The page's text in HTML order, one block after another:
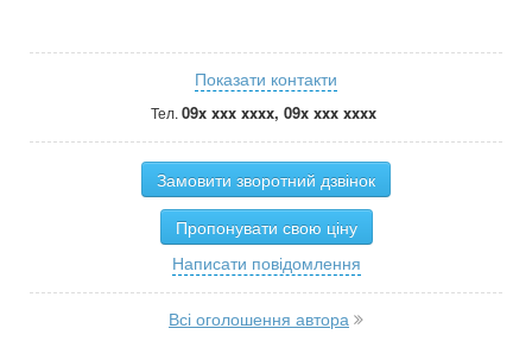
Показати контакти
Тел. 09x xxx xxxx, 09x xxx xxxx
Замовити зворотний дзвінок
Пропонувати свою ціну
Написати повідомлення
Всі оголошення автора